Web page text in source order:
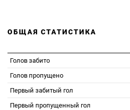
ОБЩАЯ СТАТИСТИКА
Голов забито
Голов пропущено
Первый забитый гол
Первый пропущенный гол